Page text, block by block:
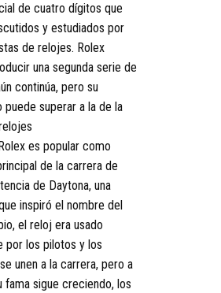
de cuatro dígitos que
y estudiados por
de relojes. Rolex
una segunda serie de
continúa, pero su
puede superar a la de la
es popular como
de la carrera de
de Daytona, una
inspiró el nombre del
el reloj era usado
por los pilotos y los
unen a la carrera, pero a
fama sigue creciendo, los